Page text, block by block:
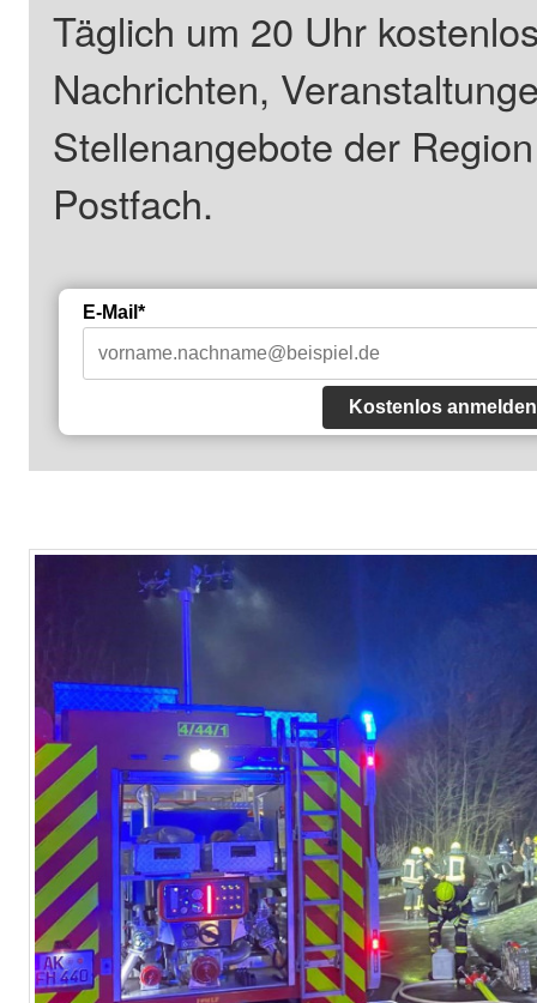
Täglich um 20 Uhr
Nachrichten,
Stellenangebote der
Postfach.
E-Mail*
Kostenlos anmelden